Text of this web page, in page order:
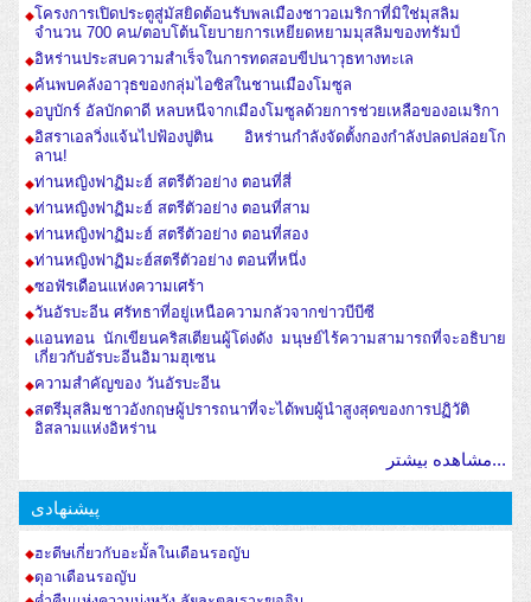
โครงการเปิดประตูสู่มัสยิดต้อนรับพลเมืองชาวอเมริกาที่มิใช่มุสลิม
จำนวน 700 คน/ตอบโต้นโยบายการเหยียดหยามมุสลิมของทรัมป์
อิหร่านประสบความสำเร็จในการทดสอบขีปนาวุธทางทะเล
ค้นพบคลังอาวุธของกลุ่มไอซิสในชานเมืองโมซูล
อบูบักร์ อัลบักดาดี หลบหนีจากเมืองโมซูลด้วยการช่วยเหลือของอเมริกา
อิสราเอลวิ่งแจ้นไปฟ้องปูติน อิหร่านกำลังจัดตั้งกองกำลังปลดปล่อยโก
ลาน!
ท่านหญิงฟาฏิมะฮ์ สตรีตัวอย่าง ตอนที่สี่
ท่านหญิงฟาฏิมะฮ์ สตรีตัวอย่าง ตอนที่สาม
ท่านหญิงฟาฏิมะฮ์ สตรีตัวอย่าง ตอนที่สอง
ท่านหญิงฟาฏิมะฮ์สตรีตัวอย่าง ตอนที่หนึ่ง
ซอฟัรเดือนแห่งความเศร้า
วันอัรบะอีน ศรัทธาที่อยู่เหนือความกลัวจากข่าวบีบีซี
แอนทอน นักเขียนคริสเตียนผู้โด่งดัง มนุษย์ไร้ความสามารถที่จะอธิบาย
เกี่ยวกับอัรบะอีนอิมามฮุเซน
ความสำคัญของ วันอัรบะอีน
สตรีมุสลิมชาวอังกฤษผู้ปรารถนาที่จะได้พบผู้นำสูงสุดของการปฏิวัติ
อิสลามแห่งอิหร่าน
مشاهده بیشتر...
پیشنهادی
ฮะดีษเกี่ยวกับอะมั้ลในเดือนรอญับ
ดุอาเดือนรอญับ